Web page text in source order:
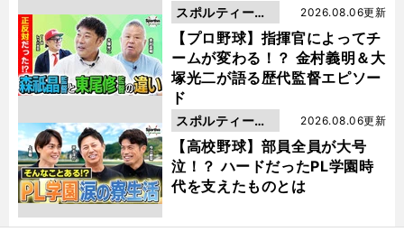
【プロ野球】指揮官によってチ
ームが変わる！？ 金村義明＆大
塚光二が語る歴代監督エピソー
ド
2026.08.06更新
スポルティーバ
動画
【高校野球】部員全員が大号
泣！？ ハードだったPL学園時
代を支えたものとは
2026.08.06更新
スポルティーバ
動画